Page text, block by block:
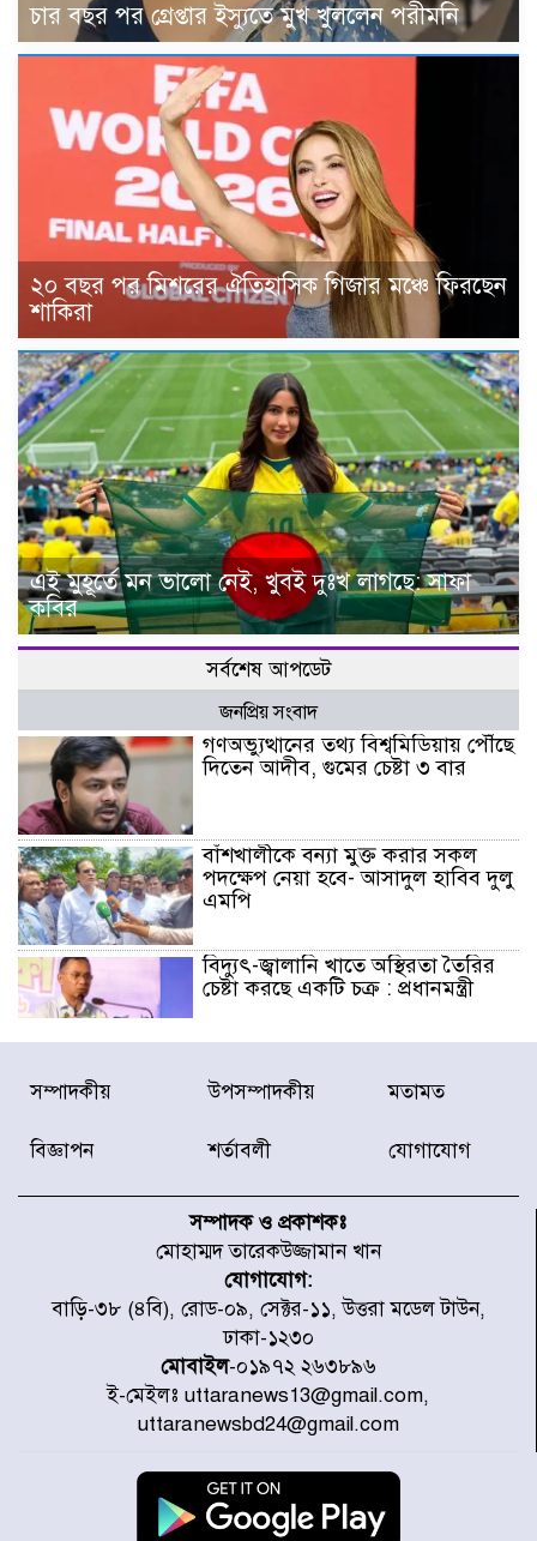
চার বছর পর গ্রেপ্তার ইস্যুতে মুখ খুললেন পরীমনি
২০ বছর পর মিশরের ঐতিহাসিক গিজার মঞ্চে ফিরছেন
শাকিরা
এই মুহূর্তে মন ভালো নেই, খুবই দুঃখ লাগছে: সাফা
কবির
সর্বশেষ আপডেট
জনপ্রিয় সংবাদ
গণঅভ্যুত্থানের তথ্য বিশ্বমিডিয়ায় পৌঁছে
দিতেন আদীব, গুমের চেষ্টা ৩ বার
বাঁশখালীকে বন্যা মুক্ত করার সকল
পদক্ষেপ নেয়া হবে- আসাদুল হাবিব দুলু
এমপি
বিদ্যুৎ-জ্বালানি খাতে অস্থিরতা তৈরির
চেষ্টা করছে একটি চক্র : প্রধানমন্ত্রী
টাইফুন ‘ডলফিনের’ আঘাতে জাপানে
৫ আহত, চীনে বন্দর বন্ধ
বরাদ্দের ঘোষণা স্থানীয় সরকার মন্ত্রীর
জুলাই জাদুঘর ঘুরে দেখলেন এনসিপি
নেতারা
যুক্তরাষ্ট্রে দাবানল নেভাতে গিয়ে
হেলিকপ্টার বিধ্বস্ত, নিহত ১
মজুদদারের সর্বোচ্চ শাস্তি মৃত্যুদণ্ড, তাই
সম্পাদকীয় উপসম্পাদকীয় মতামত
বিজ্ঞাপন শর্তাবলী যোগাযোগ
সম্পাদক ও প্রকাশকঃ
মোহাম্মদ তারেকউজ্জামান খান
যোগাযোগ:
বাড়ি-৩৮ (৪বি), রোড-০৯, সেক্টর-১১, উত্তরা মডেল টাউন,
ঢাকা-১২৩০
মোবাইল-০১৯৭২ ২৬৩৮৯৬
ই-মেইলঃ uttaranews13@gmail.com,
uttaranewsbd24@gmail.com